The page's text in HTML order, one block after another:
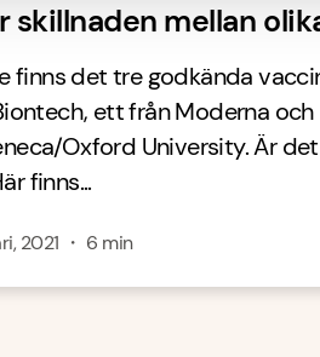
skillnaden mellan
finns det tre godkända
ett från Moderna
Oxford University. Är
finns...
2021 ・ 6 min